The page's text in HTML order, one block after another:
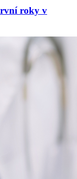
roky v